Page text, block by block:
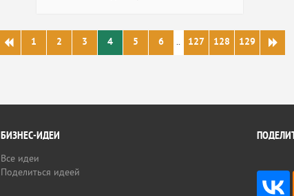
1 2 3 4 5 6 .. 127 128 129
БИЗНЕС-ИДЕИ
Все идеи
Поделиться идеей